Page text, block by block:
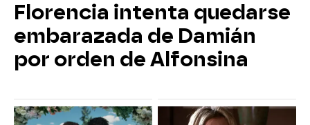
Florencia intenta quedarse
embarazada de Damián
por orden de Alfonsina